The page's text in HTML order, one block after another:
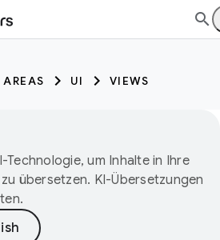
UI VIEWS
um Inhalte in Ihre
übersetzen. KI-Übersetzungen